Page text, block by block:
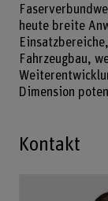
heute breite
Fahrzeugbau,
Dimension
Kontakt